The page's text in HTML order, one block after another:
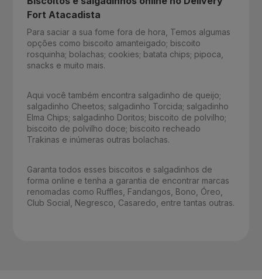
Fort Atacadista
Para saciar a sua fome fora de hora, Temos algumas
opções como biscoito amanteigado; biscoito
rosquinha; bolachas; cookies; batata chips; pipoca,
snacks e muito mais.
Aqui você também encontra salgadinho de queijo;
salgadinho Cheetos; salgadinho Torcida; salgadinho
Elma Chips; salgadinho Doritos; biscoito de polvilho;
biscoito de polvilho doce; biscoito recheado
Trakinas e inúmeras outras bolachas.
Garanta todos esses biscoitos e salgadinhos de
forma online e tenha a garantia de encontrar marcas
renomadas como Ruffles, Fandangos, Bono, Óreo,
Club Social, Negresco, Casaredo, entre tantas outras.